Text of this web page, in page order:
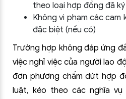
theo loại hợp đồng đã ký
Không vi phạm các
đặc biệt (nếu có)
Trường hợp không đáp ứng
việc nghỉ việc của người lao
đơn phương chấm dứt hợp
luật, kéo theo các nghĩa